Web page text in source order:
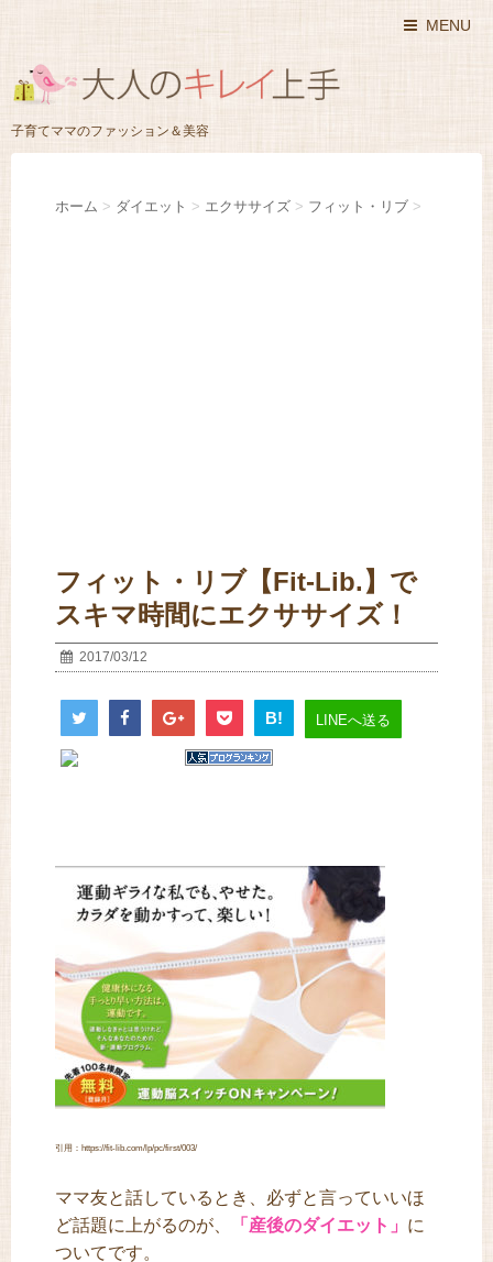
MENU
子育てママのファッション＆美容
ホーム > ダイエット > エクササイズ > フィット・リブ >
フィット・リブ【Fit-Lib.】で
スキマ時間にエクササイズ！
2017/03/12
B! LINEへ送る
引用：https://fit-lib.com/lp/pc/first/003/
ママ友と話しているとき、必ずと言っていいほ
ど話題に上がるのが、
「産後のダイエット」 に
ついてです。